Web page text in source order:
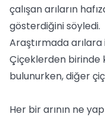
çalışan arıların
gösterdiğini söyledi.
Araştırmada
Çiçeklerden birinde
bulunurken, diğer
Her bir arının ne